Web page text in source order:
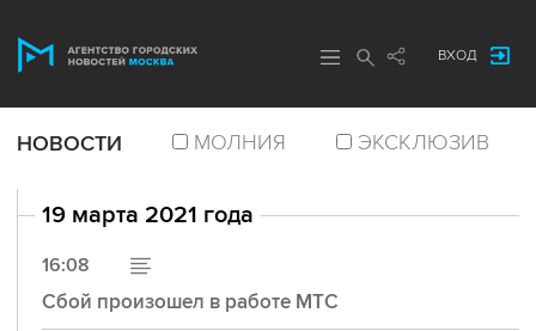
ВХОД
НОВОСТИ МОЛНИЯ ЭКСКЛЮЗИВ
19 марта 2021 года
16:08
Сбой произошел в работе МТС